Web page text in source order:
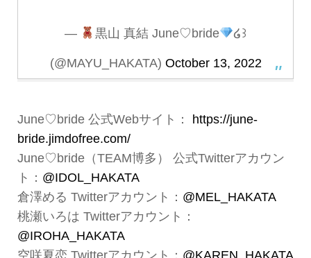
— 黒山 真結 June♡bride ໒꒱
(@MAYU_HAKATA) October 13, 2022
June♡bride 公式Webサイト：
https://june-
bride.jimdofree.com/
June♡bride（TEAM博多） 公式Twitterアカウン
ト： @IDOL_HAKATA
倉澤める Twitterアカウント： @MEL_HAKATA
桃瀬いろは Twitterアカウント：
@IROHA_HAKATA